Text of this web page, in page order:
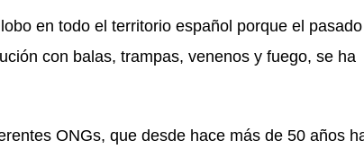
en todo el territorio español porque el pasado
con balas, trampas, venenos y fuego, se ha
ONGs, que desde hace más de 50 años